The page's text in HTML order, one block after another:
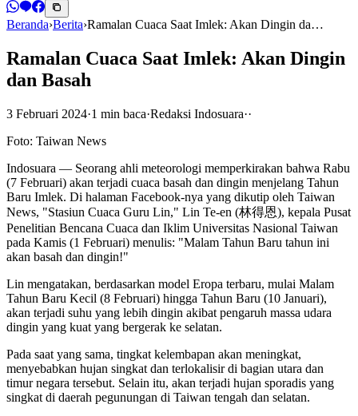
Beranda›Berita›Ramalan Cuaca Saat Imlek: Akan Dingin da…
Ramalan Cuaca Saat Imlek: Akan Dingin
dan Basah
3 Februari 2024·1 min baca·Redaksi Indosuara··
Foto: Taiwan News
Indosuara — Seorang ahli meteorologi memperkirakan bahwa Rabu
(7 Februari) akan terjadi cuaca basah dan dingin menjelang Tahun
Baru Imlek. Di halaman Facebook-nya yang dikutip oleh Taiwan
News, "Stasiun Cuaca Guru Lin," Lin Te-en (林得恩), kepala Pusat
Penelitian Bencana Cuaca dan Iklim Universitas Nasional Taiwan
pada Kamis (1 Februari) menulis: "Malam Tahun Baru tahun ini
akan basah dan dingin!"
Lin mengatakan, berdasarkan model Eropa terbaru, mulai Malam
Tahun Baru Kecil (8 Februari) hingga Tahun Baru (10 Januari),
akan terjadi suhu yang lebih dingin akibat pengaruh massa udara
dingin yang kuat yang bergerak ke selatan.
Pada saat yang sama, tingkat kelembapan akan meningkat,
menyebabkan hujan singkat dan terlokalisir di bagian utara dan
timur negara tersebut. Selain itu, akan terjadi hujan sporadis yang
singkat di daerah pegunungan di Taiwan tengah dan selatan.